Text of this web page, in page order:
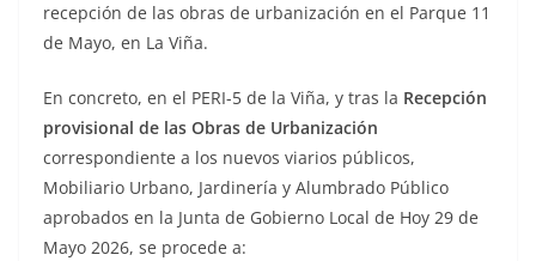
recepción de las obras de urbanización en el Parque 11
de Mayo, en La Viña.
En concreto, en el PERI-5 de la Viña, y tras la Recepción
provisional de las Obras de Urbanización
correspondiente a los nuevos viarios públicos,
Mobiliario Urbano, Jardinería y Alumbrado Público
aprobados en la Junta de Gobierno Local de Hoy 29 de
Mayo 2026, se procede a: